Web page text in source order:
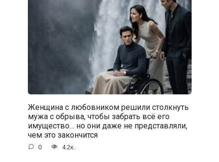
Женщина с любовником решили столкнуть
мужа с обрыва, чтобы забрать всё его
имущество… но они даже не представляли,
чем это закончится
0 4.2к.